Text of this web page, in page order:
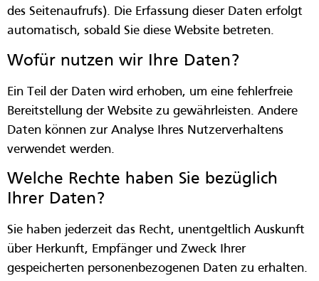
des Seitenaufrufs). Die Erfassung dieser Daten erfolgt
automatisch, sobald Sie diese Website betreten.
Wofür nutzen wir Ihre Daten?
Ein Teil der Daten wird erhoben, um eine fehlerfreie
Bereitstellung der Website zu gewährleisten. Andere
Daten können zur Analyse Ihres Nutzerverhaltens
verwendet werden.
Welche Rechte haben Sie bezüglich
Ihrer Daten?
Sie haben jederzeit das Recht, unentgeltlich Auskunft
über Herkunft, Empfänger und Zweck Ihrer
gespeicherten personenbezogenen Daten zu erhalten.